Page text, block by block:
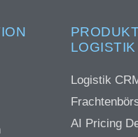
LOGISTIK
Logistik
AI Pricing